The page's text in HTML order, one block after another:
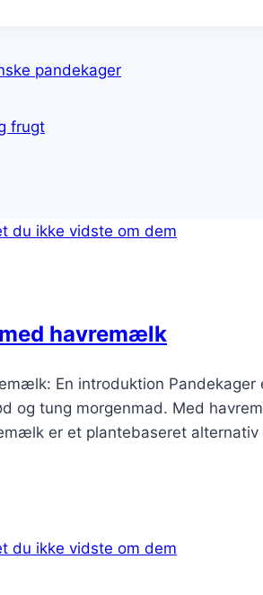
pandekager
frugt
havremælk
En introduktion
og tung morgenmad. Med
er et plantebaseret